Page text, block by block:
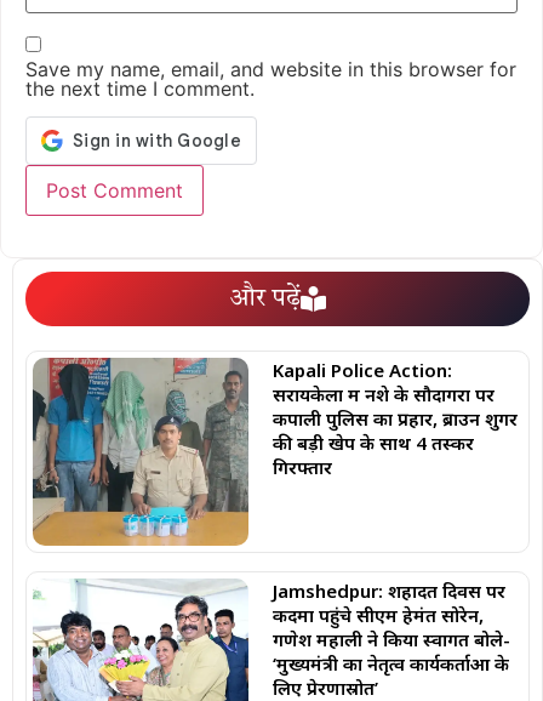
Save my name, email, and website in this browser for
the next time I comment.
और पढ़ें
Kapali Police Action:
सरायकेला में नशे के सौदागरों पर
कपाली पुलिस का प्रहार, ब्राउन शुगर
की बड़ी खेप के साथ 4 तस्कर
गिरफ्तार
Jamshedpur: शहादत दिवस पर
कदमा पहुंचे सीएम हेमंत सोरेन,
गणेश महाली ने किया स्वागत बोले-
‘मुख्यमंत्री का नेतृत्व कार्यकर्ताओं के
लिए प्रेरणास्रोत’